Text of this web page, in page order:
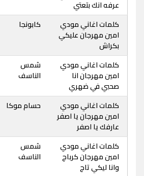
عرفه انك بتعتي
كلمات اغاني مودي
امين مهرجان عليكي
بكراش
كابونجا
كلمات اغاني مودي
امين مهرجان انا
صحبي في ضهري
شمس
الناسف
كلمات اغاني مودي
امين مهرجان يا اصفر
عارفك يا اصفر
حسام موكا
كلمات اغاني مودي
امين مهرجان كرباج
وانا ليكي تاج
شمس
الناسف